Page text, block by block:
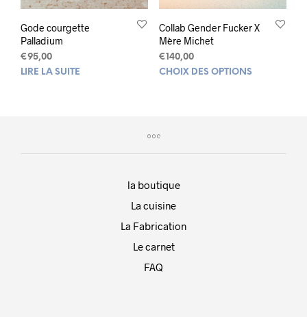
Gode courgette
Palladium
€95,00
LIRE LA SUITE
Collab Gender Fucker X
Mère Michet
€140,00
CHOIX DES OPTIONS
la boutique
La cuisine
La Fabrication
Le carnet
FAQ